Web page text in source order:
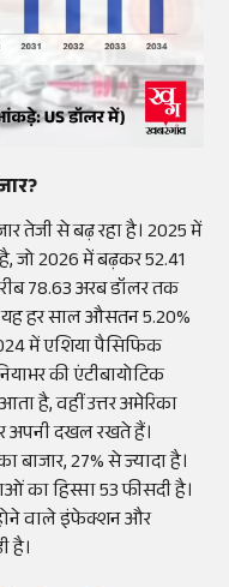
तेजी से बढ़ रहा है। 2025 में
जो 2026 में बढ़कर 52.41
78.63 अरब डॉलर तक
हर साल औसतन 5.20%
में एशिया पैसिफिक
की एंटीबायोटिक
है, वहीं उत्तर अमेरिका
अपनी दखल रखते हैं।
27% से ज्यादा है।
का हिस्सा 53 फीसदी है।
वाले इंफेक्शन और
है।